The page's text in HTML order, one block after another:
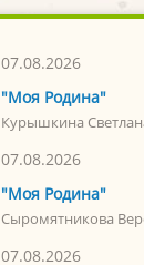
07.08.2026
"Моя Родина"
Курышкина
07.08.2026
"Моя Родина"
Сыромятникова
07.08.2026